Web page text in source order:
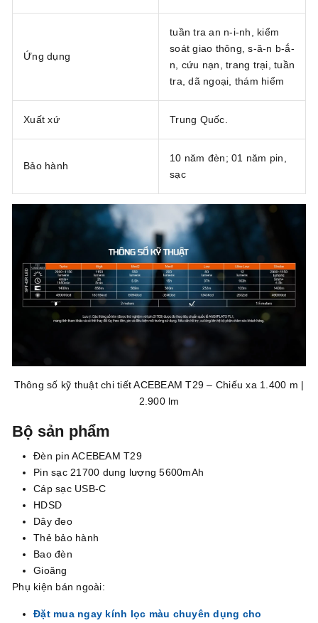
Ứng dụng
tuần tra an n-i-nh, kiểm
soát giao thông, s-ă-n b-ắ-
n, cứu nạn, trang trại, tuần
tra, dã ngoại, thám hiểm
Xuất xứ Trung Quốc.
Bảo hành
10 năm đèn; 01 năm pin,
sạc
Thông số kỹ thuật chi tiết ACEBEAM T29 – Chiếu xa 1.400 m |
2.900 lm
Bộ sản phẩm
Đèn pin ACEBEAM T29
Pin sạc 21700 dung lượng 5600mAh
Cáp sạc USB-C
HDSD
Dây đeo
Thẻ bảo hành
Bao đèn
Gioăng
Phụ kiện bán ngoài:
Đặt mua ngay kính lọc màu chuyên dụng cho